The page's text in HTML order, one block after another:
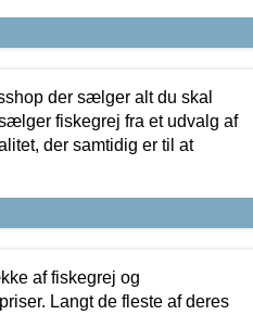
der sælger alt du skal
fiskegrej fra et udvalg af
der samtidig er til at
af fiskegrej og
Langt de fleste af deres